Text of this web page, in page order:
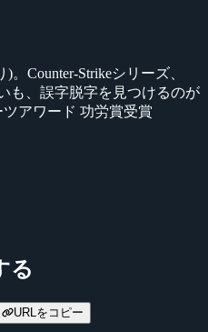
。Counter-Strikeシリーズ、
も、誤字脱字を見つけるのが
アワード 功労賞受賞
る
URLをコピー